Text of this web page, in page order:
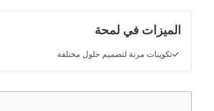
الميزات في لمحة
تكوينات مرنة لتصميم حلول مختلفة